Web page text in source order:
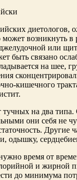
диетологов,
возникнуть в
или
быть связано
на шее,
кишечного
тучных на два
они себя не
Другие
одышку,
время от
и жирной
до минимума